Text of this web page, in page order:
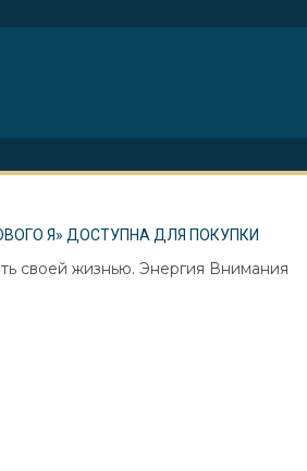
Я» ДОСТУПНА ДЛЯ ПОКУПКИ
своей жизнью. Энергия Внимания